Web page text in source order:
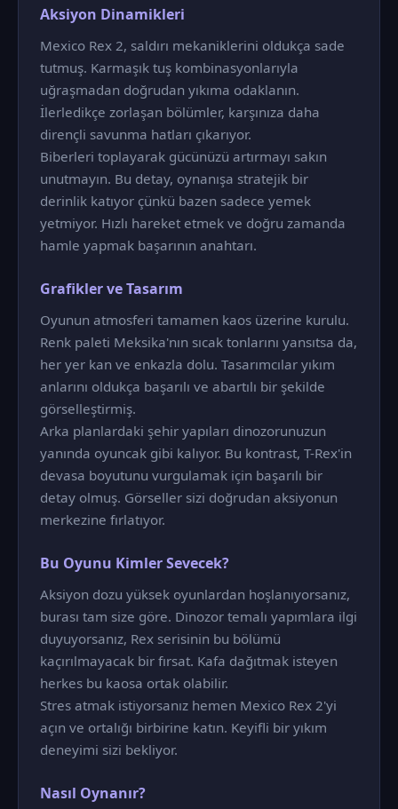
Aksiyon Dinamikleri
Mexico Rex 2, saldırı mekaniklerini oldukça sade
tutmuş. Karmaşık tuş kombinasyonlarıyla
uğraşmadan doğrudan yıkıma odaklanın.
İlerledikçe zorlaşan bölümler, karşınıza daha
dirençli savunma hatları çıkarıyor.
Biberleri toplayarak gücünüzü artırmayı sakın
unutmayın. Bu detay, oynanışa stratejik bir
derinlik katıyor çünkü bazen sadece yemek
yetmiyor. Hızlı hareket etmek ve doğru zamanda
hamle yapmak başarının anahtarı.
Grafikler ve Tasarım
Oyunun atmosferi tamamen kaos üzerine kurulu.
Renk paleti Meksika'nın sıcak tonlarını yansıtsa da,
her yer kan ve enkazla dolu. Tasarımcılar yıkım
anlarını oldukça başarılı ve abartılı bir şekilde
görselleştirmiş.
Arka planlardaki şehir yapıları dinozorunuzun
yanında oyuncak gibi kalıyor. Bu kontrast, T-Rex'in
devasa boyutunu vurgulamak için başarılı bir
detay olmuş. Görseller sizi doğrudan aksiyonun
merkezine fırlatıyor.
Bu Oyunu Kimler Sevecek?
Aksiyon dozu yüksek oyunlardan hoşlanıyorsanız,
burası tam size göre. Dinozor temalı yapımlara ilgi
duyuyorsanız, Rex serisinin bu bölümü
kaçırılmayacak bir fırsat. Kafa dağıtmak isteyen
herkes bu kaosa ortak olabilir.
Stres atmak istiyorsanız hemen Mexico Rex 2'yi
açın ve ortalığı birbirine katın. Keyifli bir yıkım
deneyimi sizi bekliyor.
Nasıl Oynanır?